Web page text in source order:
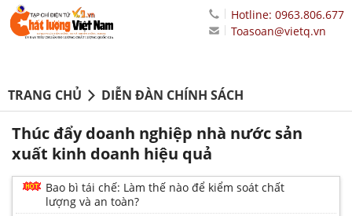
Hotline: 0963.806.677
Toasoan@vietq.vn
TRANG CHỦ DIỄN ĐÀN CHÍNH SÁCH
Thúc đẩy doanh nghiệp nhà nước sản
xuất kinh doanh hiệu quả
Bao bì tái chế: Làm thế nào để kiểm soát chất
lượng và an toàn?